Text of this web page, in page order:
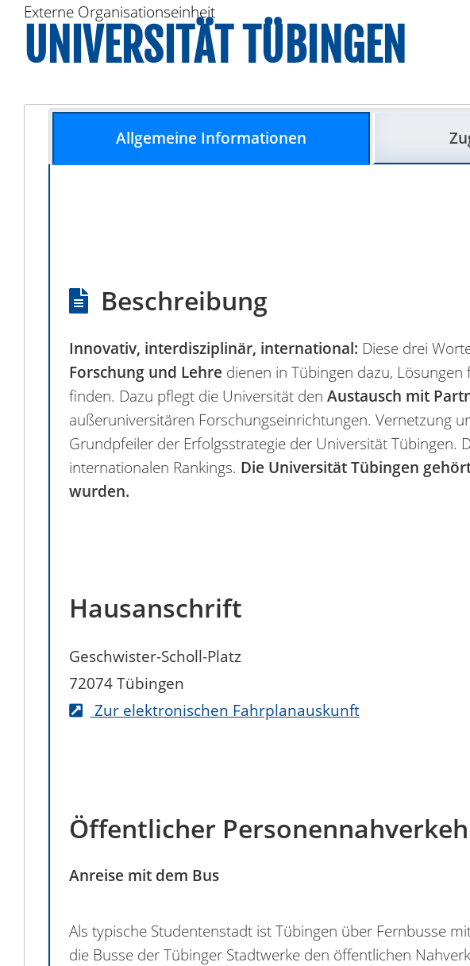
Externe Organisationseinheit
UNIVERSITÄT TÜBINGEN
Allgemeine Informationen
Beschreibung
Innovativ, interdisziplinär, international: Diese drei
Forschung und Lehre dienen in Tübingen dazu,
finden. Dazu pflegt die Universität den Austausch mit
außeruniversitären Forschungseinrichtungen. Vernetzung
Grundpfeiler der Erfolgsstrategie der Universität Tübingen.
internationalen Rankings. Die Universität Tübingen
wurden.
Hausanschrift
Geschwister-Scholl-Platz
72074Tübingen
Zur elektronischen Fahrplanauskunft
Öffentlicher
Anreise mit dem Bus
Als typische Studentenstadt ist Tübingen über Fernbusse
die Busse der Tübinger Stadtwerke den öffentlichen